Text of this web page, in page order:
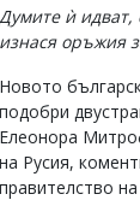
Думите ѝ идват,
изнася оръжия
Новото
подобри
Елеонора
на Русия,
правителство